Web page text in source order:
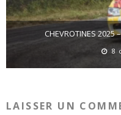
CHEVROTINES 2025
8
LAISSER UN